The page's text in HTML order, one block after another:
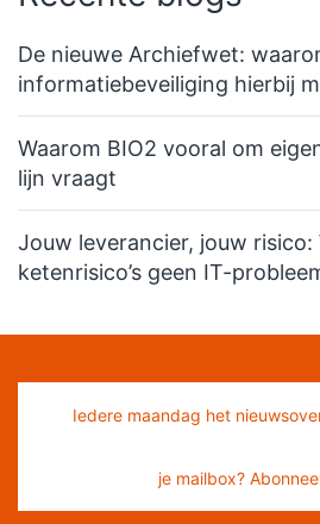
De nieuwe Archiefwet:
informatiebeveiliging hierbij
Waarom BIO2 vooral om
lijn vraagt
Jouw leverancier, jouw risico:
ketenrisico’s geen IT-
Iedere maandag het
je mailbox?